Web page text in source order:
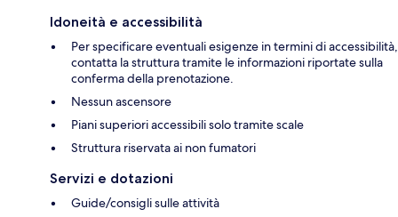
Idoneità e accessibilità
Per specificare eventuali esigenze in termini di accessibilità,
contatta la struttura tramite le informazioni riportate sulla
conferma della prenotazione.
Nessun ascensore
Piani superiori accessibili solo tramite scale
Struttura riservata ai non fumatori
Servizi e dotazioni
Guide/consigli sulle attività